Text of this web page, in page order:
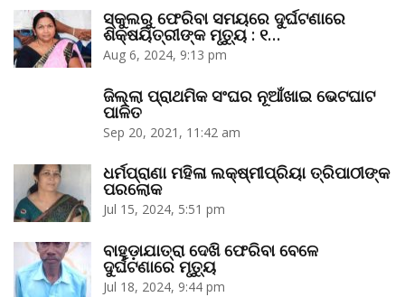
ସ୍କୁଲରୁ ଫେରିବା ସମୟରେ ଦୁର୍ଘଟଣାରେ
ଶିକ୍ଷୟିତ୍ରୀଙ୍କ ମୃତ୍ୟୁ : ୧…
Aug 6, 2024, 9:13 pm
ଜିଲ୍ଲା ପ୍ରାଥମିକ ସଂଘର ନୂଆଁଖାଇ ଭେଟଘାଟ
ପାଳିତ
Sep 20, 2021, 11:42 am
ଧର୍ମପ୍ରାଣା ମହିଳା ଲକ୍ଷ୍ମୀପ୍ରିୟା ତ୍ରିପାଠୀଙ୍କ
ପରଲୋକ
Jul 15, 2024, 5:51 pm
ବାହୁଡ଼ାଯାତ୍ରା ଦେଖି ଫେରିବା ବେଳେ
ଦୁର୍ଘଟଣାରେ ମୃତ୍ୟୁ
Jul 18, 2024, 9:44 pm